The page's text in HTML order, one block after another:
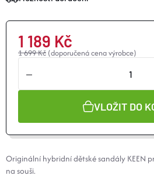
1 699 Kč (doporučená cena výrobce)
1 189 Kč
VLOŽIT DO
Originální hybridní dětské sandály KEEN
na souši.